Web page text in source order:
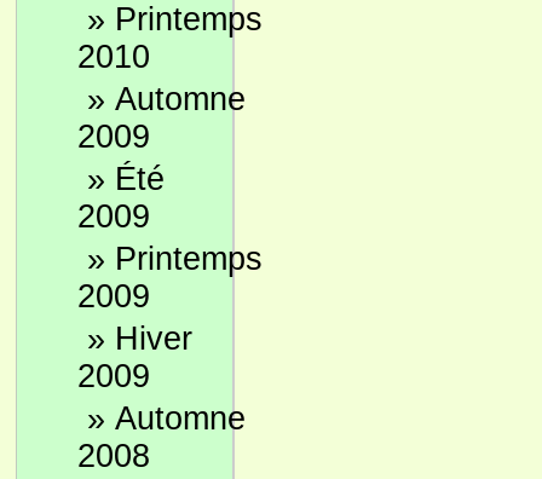
» Printemps
2010
» Automne
2009
» Été
2009
» Printemps
2009
» Hiver
2009
» Automne
2008